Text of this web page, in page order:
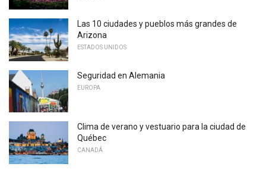
Las 10 ciudades y pueblos más grandes de
Arizona
ESTADOS UNIDOS
Seguridad en Alemania
EUROPA
Clima de verano y vestuario para la ciudad de
Québec
CANADÁ